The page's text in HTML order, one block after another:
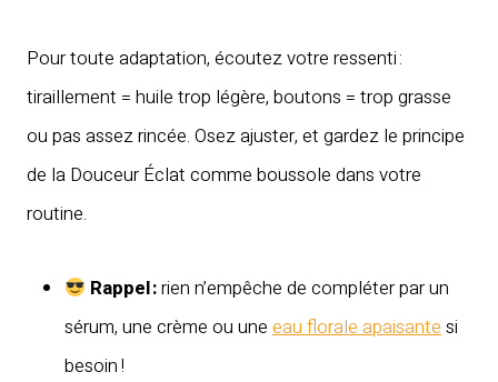
Pour toute adaptation, écoutez votre ressenti :
tiraillement = huile trop légère, boutons = trop grasse
ou pas assez rincée. Osez ajuster, et gardez le principe
de la Douceur Éclat comme boussole dans votre
routine.
Rappel :rien n’empêche de compléter par un
sérum, une crème ou une eau florale apaisantesi
besoin !